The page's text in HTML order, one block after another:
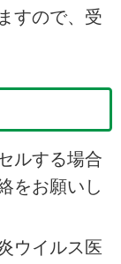
すので、受
ルする場合
をお願いし
ウイルス医